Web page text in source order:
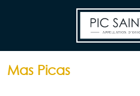
Mas Picas